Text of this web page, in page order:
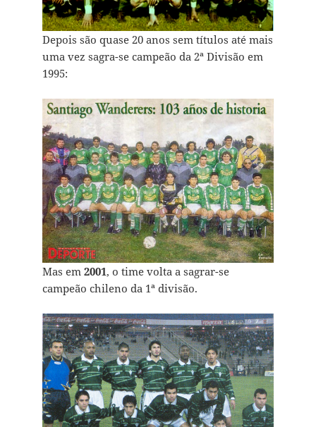
Depois são quase 20 anos sem títulos até mais
uma vez sagra-se campeão da 2ª Divisão em
1995:
Mas em 2001, o time volta a sagrar-se
campeão chileno da 1ª divisão.